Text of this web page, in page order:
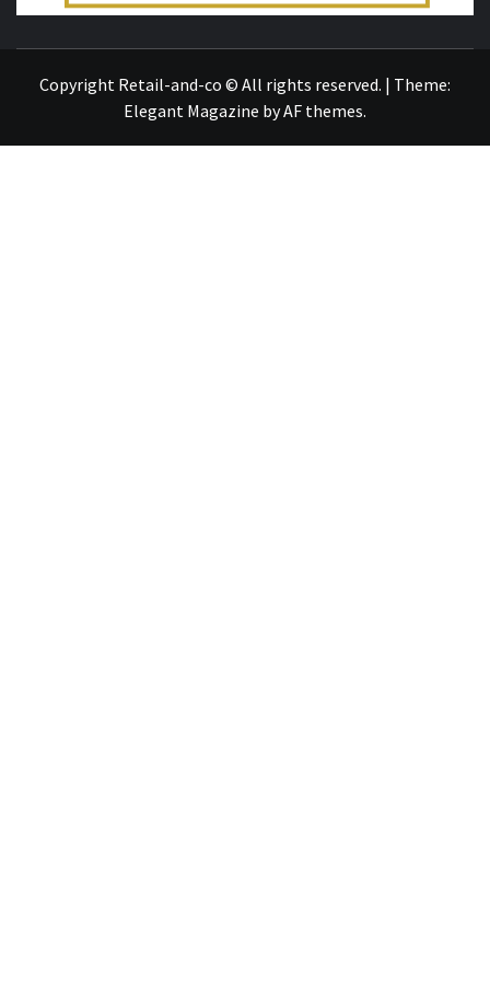
Copyright Retail-and-co © All rights reserved. | Theme:
Elegant Magazine byAF themes.